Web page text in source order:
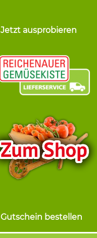
Jetzt ausprobieren
Gutschein bestellen